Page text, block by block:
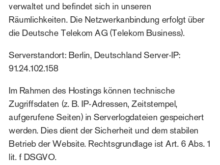
verwaltet und befindet sich in unseren
Räumlichkeiten. Die Netzwerkanbindung erfolgt über
die Deutsche Telekom AG (Telekom Business).
Serverstandort: Berlin, Deutschland Server-IP:
91.24.102.158
Im Rahmen des Hostings können technische
Zugriffsdaten (z. B. IP-Adressen, Zeitstempel,
aufgerufene Seiten) in Serverlogdateien gespeichert
werden. Dies dient der Sicherheit und dem stabilen
Betrieb der Website. Rechtsgrundlage ist Art. 6 Abs. 1
lit. f DSGVO.